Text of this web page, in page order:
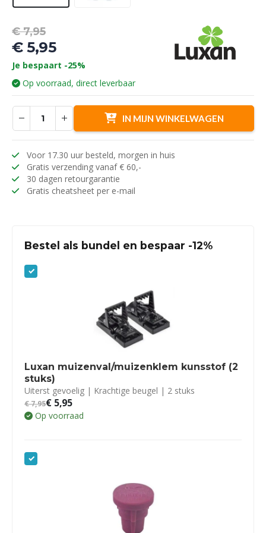
€7,95
prijs
was:
€ 7,95.
€5,95
Huidige
prijs
is:
€ 5,95.
Je bespaart -25%
Op voorraad, direct leverbaar
IN MIJN WINKELWAGEN
Voor 17.30 uur besteld, morgen in huis
Gratis verzending vanaf € 60,-
30 dagen retourgarantie
Gratis cheatsheet per e-mail
Bestel als bundel en bespaar -12%
Luxan muizenval/muizenklem kunsstof (2
stuks)
Uiterst gevoelig | Krachtige beugel | 2 stuks
€7,95€ 5,95
Op voorraad